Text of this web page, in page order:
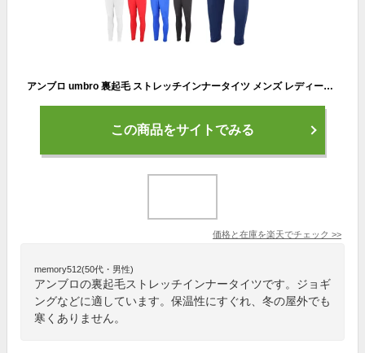
アンブロ umbro 裏起毛 ストレッチインナータイツ メンズ レディース/スポーツウェア 保温 アンダー スパッツ サッカー フットボール トレーニング ランニング ジム ジョギング 男女兼用 秋冬 レギンス ボトムス パンツ/UUUUJM06【返品不可】
この商品をサイトでみる
価格と在庫を楽天でチェック >>
memory512(50代・男性)
アンブロの裏起毛ストレッチインナータイツです。ジョギ
ングなどに適しています。保温性にすぐれ、冬の屋外でも
寒くありません。